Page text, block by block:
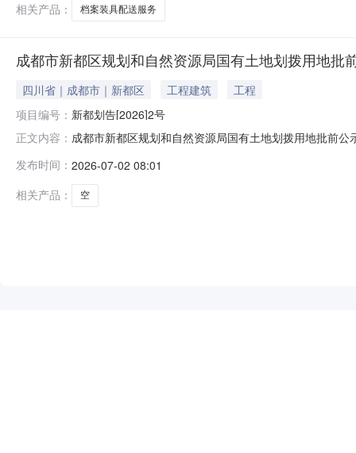
相关产品：
档案装具配送服务
成都市新都区规划和自然资源局国有土地划拨用地批
四川省｜成都市｜新都区 工程建筑
工程
项目编号： 新都划告[2026]2号
正文内容： 成都市新都区规划和自然资源局国有土地划拨用地批前
用途：中小学用地项目名称：北星小学项目划拨价/出让
发布时间： 2026-07-02 08:01
相关产品：
空